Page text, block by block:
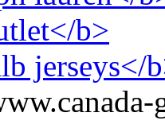
b>
jerseys</